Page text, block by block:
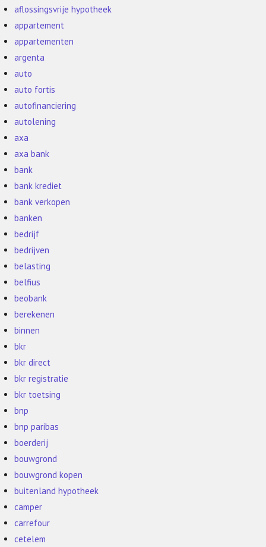
aflossingsvrije hypotheek
appartement
appartementen
argenta
auto
auto fortis
autofinanciering
autolening
axa
axa bank
bank
bank krediet
bank verkopen
banken
bedrijf
bedrijven
belasting
belfius
beobank
berekenen
binnen
bkr
bkr direct
bkr registratie
bkr toetsing
bnp
bnp paribas
boerderij
bouwgrond
bouwgrond kopen
buitenland hypotheek
camper
carrefour
cetelem